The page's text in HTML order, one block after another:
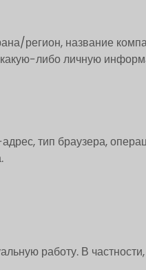
регион, название
либо личную
тип браузера,
работу. В